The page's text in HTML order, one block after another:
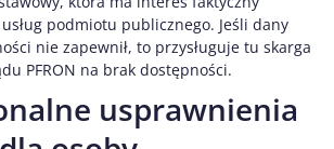
podmiotu publicznego. Jeśli dany
nie zapewnił, to przysługuje tu skarga
PFRON na brak dostępności.
usprawnienia